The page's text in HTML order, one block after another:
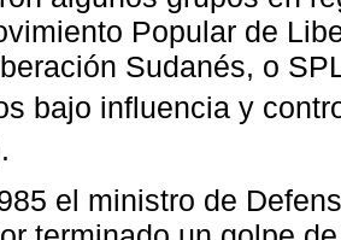
Popular de
Sudanés, o
bajo influencia y
el ministro de